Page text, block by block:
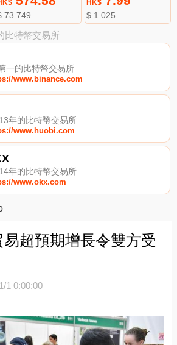
73.749
HK$
$ 1.025
比特幣交易所
一的比特幣交易所
www.binance.com
年的比特幣交易所
www.huobi.com
年的比特幣交易所
www.okx.com
超預期增長令雙方受
1 0:00:00